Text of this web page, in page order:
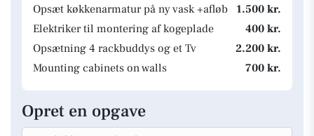
Opsæt køkkenarmatur på ny vask +afløb
1.500 kr.
Elektriker til montering af kogeplade
400 kr.
Opsætning 4 rackbuddys og et Tv
2.200 kr.
Mounting cabinets on walls
700 kr.
Opret en opgave